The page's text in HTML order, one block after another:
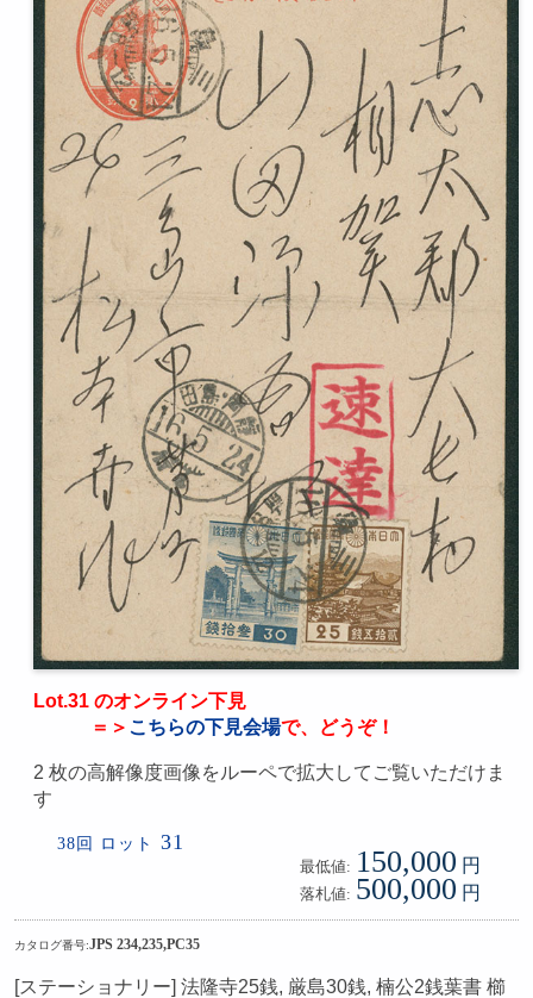
Lot.31 のオンライン下見
＝＞ こちらの下見会場で、どうぞ！
2 枚の高解像度画像をルーペで拡大してご覧いただけま
す
38回 ロット 31
最低値: 150,000 円
落札値: 500,000 円
カタログ番号:JPS 234,235,PC35
[ステーショナリー] 法隆寺25銭, 厳島30銭, 楠公2銭葉書 櫛